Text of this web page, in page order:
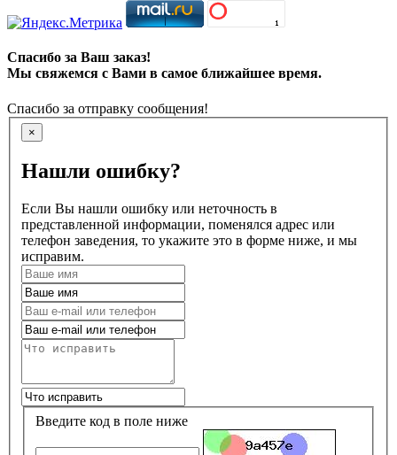
Спасибо за Ваш заказ!
Мы свяжемся с Вами в самое ближайшее время.
Спасибо за отправку сообщения!
×
Нашли ошибку?
Если Вы нашли ошибку или неточность в
представленной информации, поменялся адрес или
телефон заведения, то укажите это в форме ниже, и мы
исправим.
Введите код в поле ниже